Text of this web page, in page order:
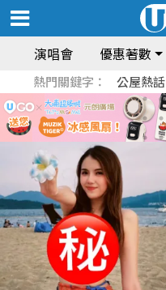
演唱會 優惠著數
熱門關鍵字： 公屋熱話